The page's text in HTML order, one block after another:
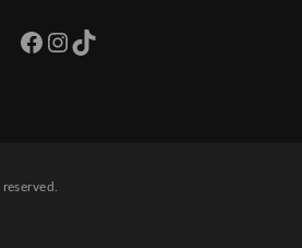
Facebook
Instagram
TikTok